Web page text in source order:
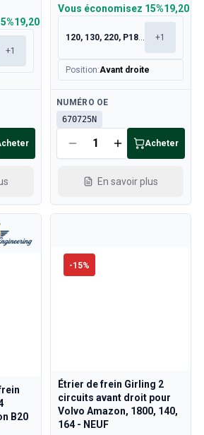
19,20 €
+1
Vous économisez 15%19,20 €
120, 130, 220, P1800 +1
Position:Avant droite
Disponible
NUMÉRO OE
670725N
Acheter
En savoir plus
B20
-15%
Étrier de frein Girling 2
circuits avant droit pour
Volvo Amazon, 1800, 140,
164 - NEUF